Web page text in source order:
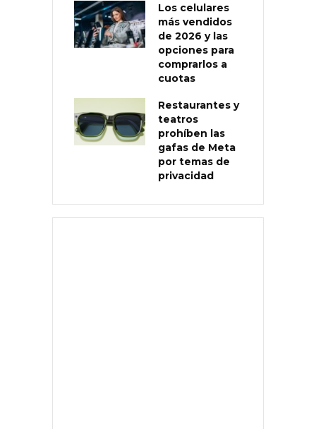
Los celulares
más vendidos
de 2026 y las
opciones para
comprarlos a
cuotas
Restaurantes y
teatros
prohíben las
gafas de Meta
por temas de
privacidad